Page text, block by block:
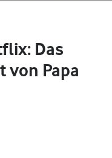
Das
von Papa